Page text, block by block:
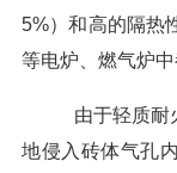
5%）和高的隔热
等电炉、燃气炉中
由于轻质耐
地侵入砖体气孔